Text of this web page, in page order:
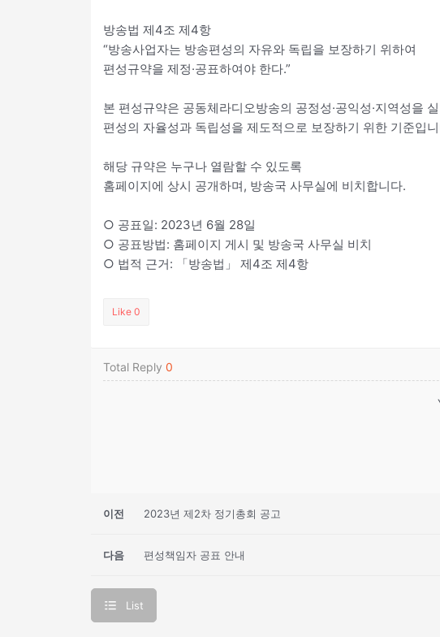
방송법 제4조 제4항
“방송사업자는 방송편성의 자유와 독립을 보장하기 위하여
편성규약을 제정·공표하여야 한다.”
본 편성규약은 공동체라디오방송의 공정성·공익성·지역성을
편성의 자율성과 독립성을 제도적으로 보장하기 위한 기준입
해당 규약은 누구나 열람할 수 있도록
홈페이지에 상시 공개하며, 방송국 사무실에 비치합니다.
○ 공표일: 2023년 6월 28일
○ 공표방법: 홈페이지 게시 및 방송국 사무실 비치
○ 법적 근거: 「방송법」 제4조 제4항
Like 0
Total Reply 0
이전 2023년 제2차 정기총회 공고
편성책임자 공표 안내
다음
List